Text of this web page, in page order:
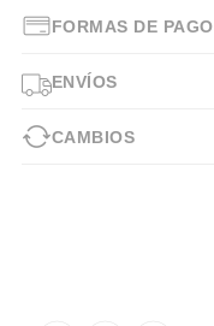
FORMAS DE PAGO
ENVÍOS
CAMBIOS